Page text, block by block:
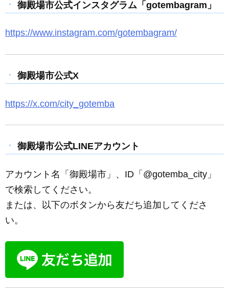
御殿場市公式インスタグラム「gotembagram」
https://www.instagram.com/gotembagram/
御殿場市公式X
https://x.com/city_gotemba
御殿場市公式LINEアカウント
アカウント名「御殿場市」、ID「@gotemba_city」
で検索してください。
または、以下のボタンから友だち追加してくださ
い。